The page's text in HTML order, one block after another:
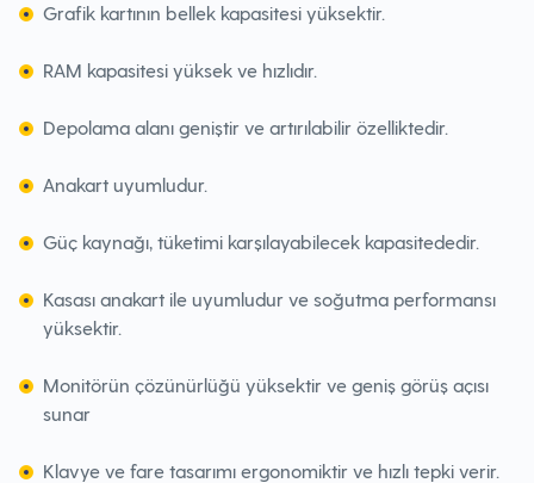
Grafik kartının bellek kapasitesi yüksektir.
RAM kapasitesi yüksek ve hızlıdır.
Depolama alanı geniştir ve artırılabilir özelliktedir.
Anakart uyumludur.
Güç kaynağı, tüketimi karşılayabilecek kapasitededir.
Kasası anakart ile uyumludur ve soğutma performansı
yüksektir.
Monitörün çözünürlüğü yüksektir ve geniş görüş açısı
sunar
Klavye ve fare tasarımı ergonomiktir ve hızlı tepki verir.